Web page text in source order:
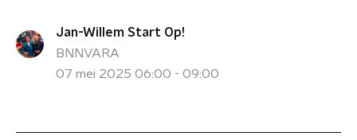
Jan-Willem Start Op!
BNNVARA
07 mei 2025 06:00 - 09:00